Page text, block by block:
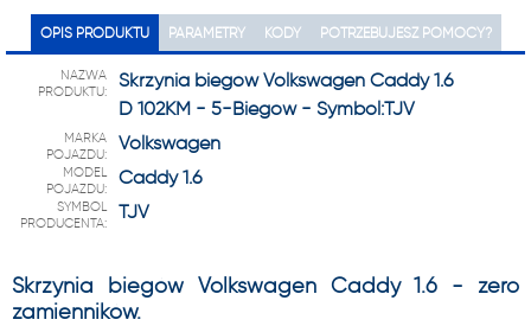
OPIS PRODUKTU PARAMETRY KODY POTRZEBUJESZ POMOCY?
NAZWA
PRODUKTU:
Skrzynia biegów Volkswagen Caddy 1.6
D 102KM - 5-Biegów - Symbol:TJV
MARKA
POJAZDU:
Volkswagen
MODEL
POJAZDU:
Caddy 1.6
SYMBOL
PRODUCENTA:
TJV
Skrzynia biegów Volkswagen Caddy 1.6 - zero
zamienników.